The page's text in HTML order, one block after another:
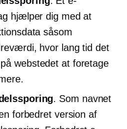
hjælper dig med at
såsom
hvor lang tid det
webstedet at foretage
. Som navnet
forbedret version af